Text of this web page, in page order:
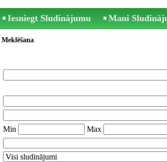
Iesniegt Sludinājumu Mani
Meklēšana
Min Max